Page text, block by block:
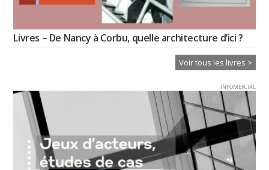
Livres – De Nancy à Corbu, quelle architecture d’ici ?
Voir tous les livres >
INFOMERCIAL